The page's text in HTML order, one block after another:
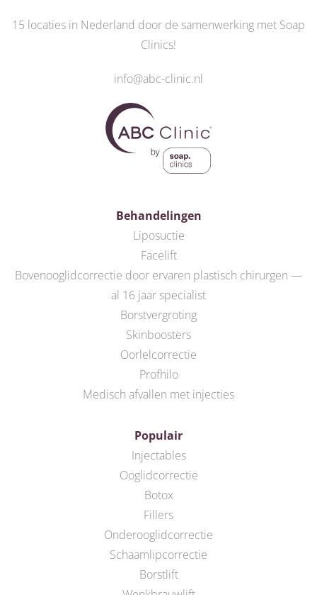
15 locaties in Nederland door de samenwerking met Soap
Clinics!
info@abc-clinic.nl
Behandelingen
Liposuctie
Facelift
Bovenooglidcorrectie door ervaren plastisch chirurgen —
al 16 jaar specialist
Borstvergroting
Skinboosters
Oorlelcorrectie
Profhilo
Medisch afvallen met injecties
Populair
Injectables
Ooglidcorrectie
Botox
Fillers
Onderooglidcorrectie
Schaamlipcorrectie
Borstlift